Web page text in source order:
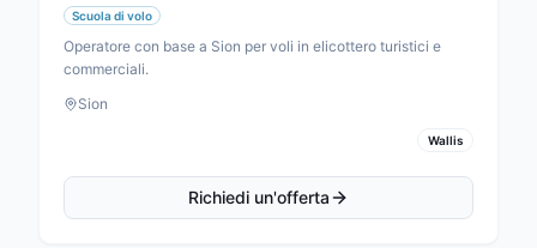
Scuola di volo
Operatore con base a Sion per voli in elicottero turistici e
commerciali.
Sion
Wallis
Richiedi un'offerta